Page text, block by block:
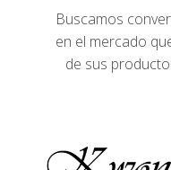
Buscamos
en el mercado
de sus